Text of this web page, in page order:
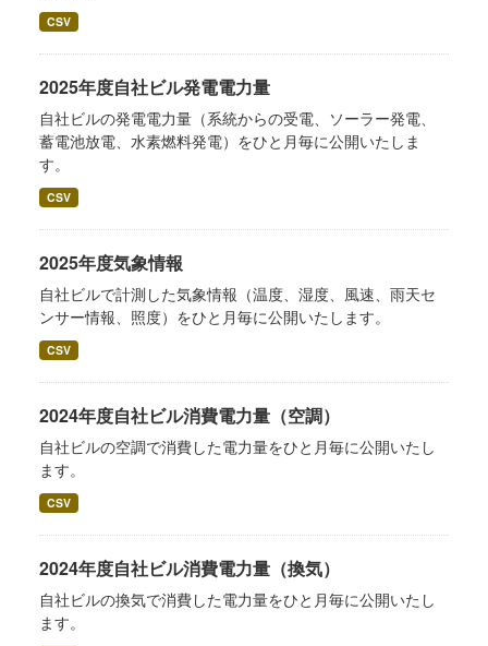
CSV
2025年度自社ビル発電電力量
自社ビルの発電電力量（系統からの受電、ソーラー発電、
蓄電池放電、水素燃料発電）をひと月毎に公開いたしま
す。
CSV
2025年度気象情報
自社ビルで計測した気象情報（温度、湿度、風速、雨天セ
ンサー情報、照度）をひと月毎に公開いたします。
CSV
2024年度自社ビル消費電力量（空調）
自社ビルの空調で消費した電力量をひと月毎に公開いたし
ます。
CSV
2024年度自社ビル消費電力量（換気）
自社ビルの換気で消費した電力量をひと月毎に公開いたし
ます。